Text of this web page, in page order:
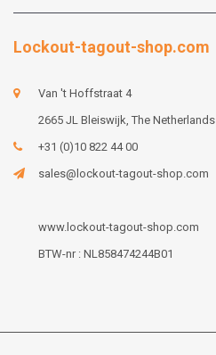
Lockout-tagout-shop.com
Van 't Hoffstraat 4
2665 JL Bleiswijk, The Netherlands
+31 (0)10 822 44 00
sales@lockout-tagout-shop.com
www.lockout-tagout-shop.com
BTW-nr : NL858474244B01